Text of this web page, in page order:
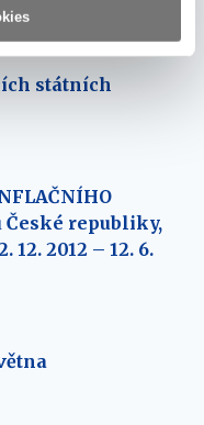
státních
republiky,
12. 2012 – 12. 6.